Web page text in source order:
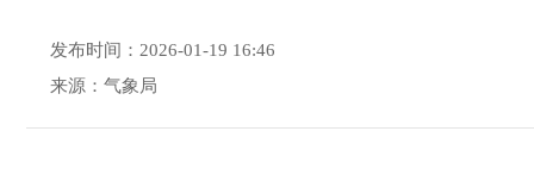
发布时间：2026-01-19 16:46
来源：气象局